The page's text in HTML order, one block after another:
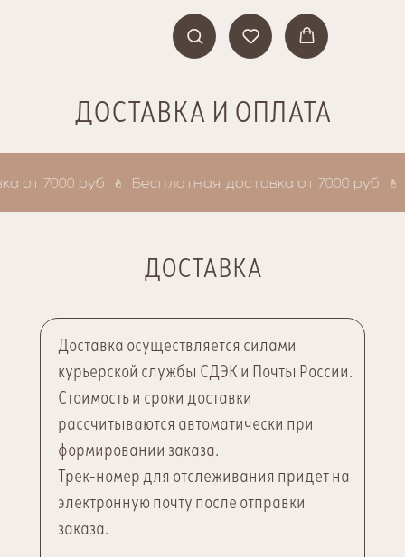
ДОСТАВКА И ОПЛАТА
7000 руб Бесплатная доставка от 7000 руб
ДОСТАВКА
Доставка осуществляется силами
курьерской службы СДЭК и Почты России.
Стоимость и сроки доставки
рассчитываются автоматически при
формировании заказа.
Трек-номер для отслеживания придет на
электронную почту после отправки
заказа.